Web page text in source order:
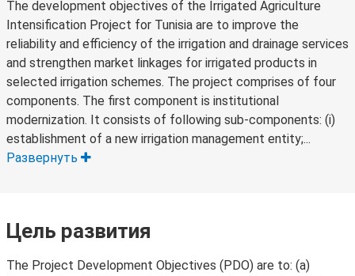
The development objectives of the Irrigated Agriculture
Intensification Project for Tunisia are to improve the
reliability and efficiency of the irrigation and drainage services
and strengthen market linkages for irrigated products in
selected irrigation schemes. The project comprises of four
components. The first component is institutional
modernization. It consists of following sub-components: (i)
establishment of a new irrigation management entity;...
Развернуть
Цель развития
The Project Development Objectives (PDO) are to: (a)